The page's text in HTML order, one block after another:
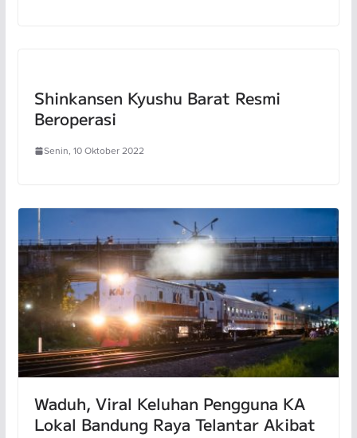
Shinkansen Kyushu Barat Resmi
Beroperasi
Senin, 10 Oktober 2022
Waduh, Viral Keluhan Pengguna KA
Lokal Bandung Raya Telantar Akibat